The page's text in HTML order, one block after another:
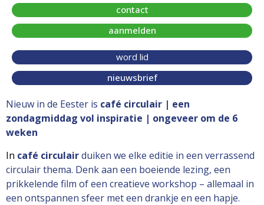
contact
aanmelden
word lid
nieuwsbrief
Nieuw in de Eester is café circulair | een
zondagmiddag vol inspiratie | ongeveer om de 6
weken
In café circulairduiken we elke editie in een verrassend
circulair thema. Denk aan een boeiende lezing, een
prikkelende film of een creatieve workshop – allemaal in
een ontspannen sfeer met een drankje en een hapje.